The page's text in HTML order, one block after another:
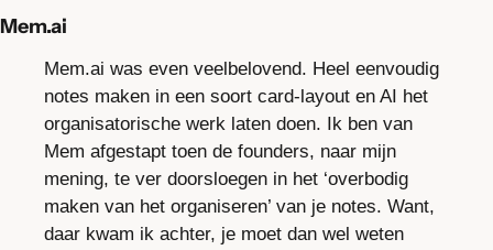
Mem.ai
Mem.ai was even veelbelovend. Heel eenvoudig
notes maken in een soort card-layout en AI het
organisatorische werk laten doen. Ik ben van
Mem afgestapt toen de founders, naar mijn
mening, te ver doorsloegen in het ‘overbodig
maken van het organiseren’ van je notes. Want,
daar kwam ik achter, je moet dan wel weten